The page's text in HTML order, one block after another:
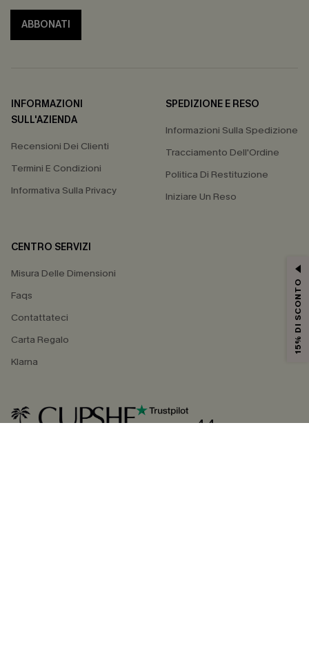
ABBONATI
INFORMAZIONI
SULL'AZIENDA
Recensioni Dei Clienti
Termini E Condizioni
Informativa Sulla Privacy
SPEDIZIONE E RESO
Informazioni Sulla Spedizione
Tracciamento Dell'Ordine
Politica Di Restituzione
Iniziare Un Reso
CENTRO SERVIZI
Misura Delle Dimensioni
Faqs
Contattateci
Carta Regalo
Klarna
4.4
15% DI SCONTO